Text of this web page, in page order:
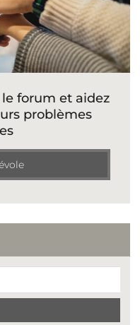
forum et aidez
problèmes